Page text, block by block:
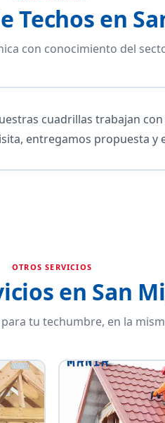
Techos en
con conocimiento del
cuadrillas trabajan
entregamos propuesta y
OTROS SERVICIOS
en San
tu techumbre, en la